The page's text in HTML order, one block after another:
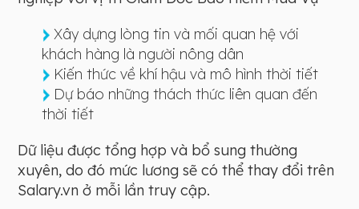
Xây dựng lòng tin và mối quan hệ với
khách hàng là người nông dân
Kiến thức về khí hậu và mô hình thời tiết
Dự báo những thách thức liên quan đến
thời tiết
Dữ liệu được tổng hợp và bổ sung thường
xuyên, do đó mức lương sẽ có thể thay đổi trên
Salary.vn ở mỗi lần truy cập.